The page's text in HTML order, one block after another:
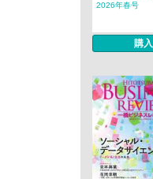
2026年春号
購入